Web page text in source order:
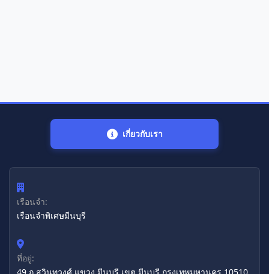
เกี่ยวกับเรา
เรือนจำ:
เรือนจำพิเศษมีนบุรี
ที่อยู่: